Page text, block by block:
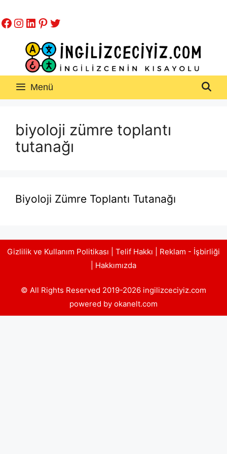
atla
Facebook
Instagram
LinkedIn
Pinterest
Twitter
Menü
biyoloji zümre toplantı
tutanağı
Biyoloji Zümre Toplantı Tutanağı
Gizlilik ve Kullanım Politikası Telif Hakkı
Reklam - İşbirliği
Hakkımızda
© All Rights Reserved 2019-2026 ingilizceciyiz.com
powered by okanelt.com